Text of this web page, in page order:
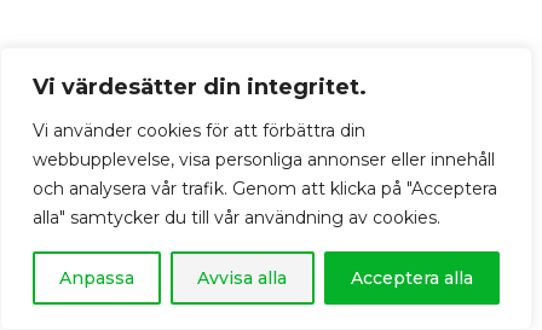
Vi värdesätter din integritet.
Vi använder cookies för att förbättra din
webbupplevelse, visa personliga annonser eller innehåll
och analysera vår trafik. Genom att klicka på "Acceptera
alla" samtycker du till vår användning av cookies.
Anpassa Avvisa alla Acceptera alla